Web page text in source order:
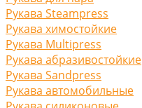
Рукава Steampress
Рукава химостойкие
Рукава Multipress
Рукава абразивостойкие
Рукава Sandpress
Рукава автомобильные